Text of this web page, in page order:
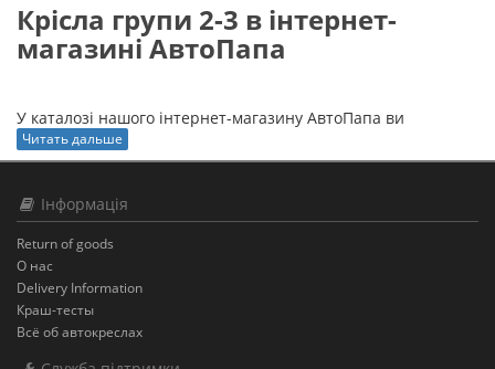
Крісла групи 2-3 в інтернет-
магазині АвтоПапа
У каталозі нашого інтернет-магазину АвтоПапа ви
знайдете кращий вибір дитячих крісел для різних вікових
груп. Вироби, що представлені на сайті, повністю
Ви можете вибрати серед таких моделі:
матеріалу, можна установити в автомобілі різного
типу, V-подібна спинка розроблена з урахуванням
росту дитини.
RECARO Monza Nova 2 Seatfix – ергономічна форма
Читать дальше
Інформація
Return of goods
О нас
Delivery Information
Краш-тесты
Всё об автокреслах